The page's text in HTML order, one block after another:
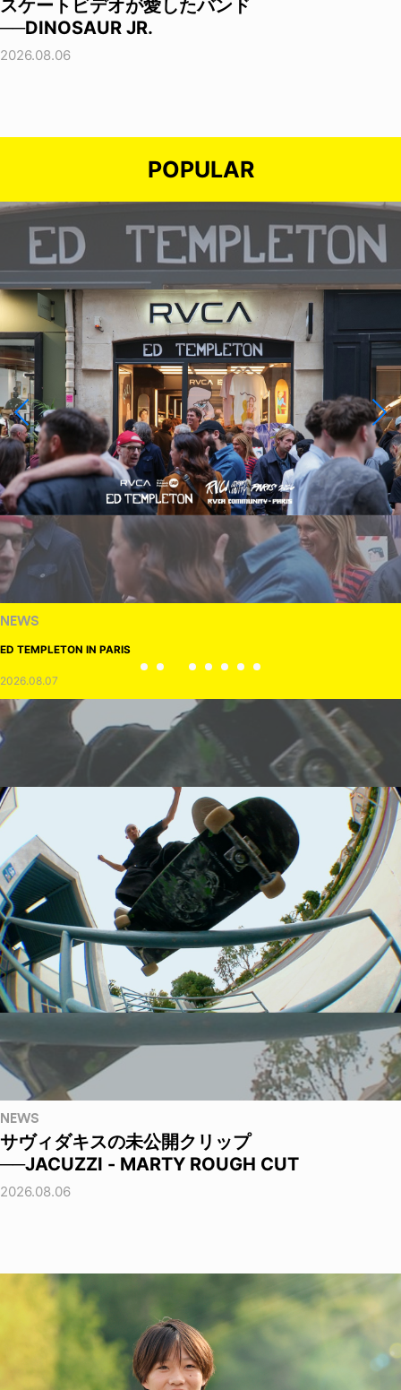
スケートビデオが愛したバンド
──DINOSAUR JR.
2026.08.06
POPULAR
NEWS
ED TEMPLETON IN PARIS
2026.08.07
NEWS
サヴィダキスの未公開クリップ
──JACUZZI - MARTY ROUGH CUT
2026.08.06